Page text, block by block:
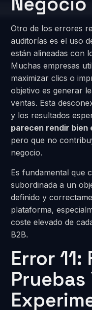
Otro de los errores
auditorías es el uso
están alineadas con
Muchas empresas
maximizar clics o
objetivo es generar
ventas. Esta
y los resultados
parecen rendir
pero que no
negocio.
Es fundamental que
subordinada a un
definido y
plataforma,
coste elevado de
B2B.
Error 11:
Pruebas